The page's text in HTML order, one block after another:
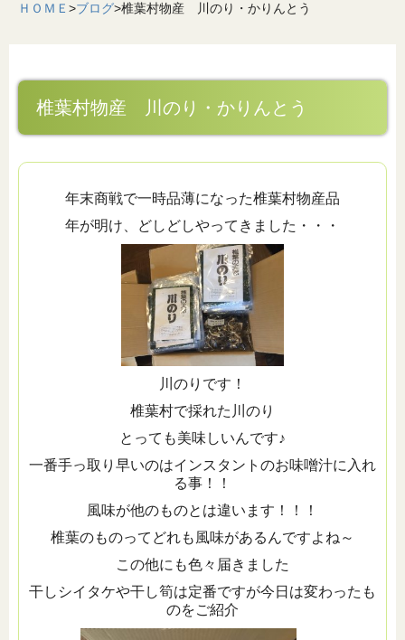
ＨＯＭＥ >ブログ>椎葉村物産 川のり・かりんとう
椎葉村物産 川のり・かりんとう
年末商戦で一時品薄になった椎葉村物産品
年が明け、どしどしやってきました・・・
川のりです！
椎葉村で採れた川のり
とっても美味しいんです♪
一番手っ取り早いのはインスタントのお味噌汁に入れ
る事！！
風味が他のものとは違います！！！
椎葉のものってどれも風味があるんですよね～
この他にも色々届きました
干しシイタケや干し筍は定番ですが今日は変わったも
のをご紹介